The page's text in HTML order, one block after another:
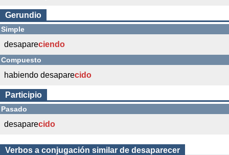
Gerundio
Simple
desapareciendo
Compuesto
habiendo desaparecido
Participio
Pasado
desaparecido
Verbos a conjugación similar de desaparecer